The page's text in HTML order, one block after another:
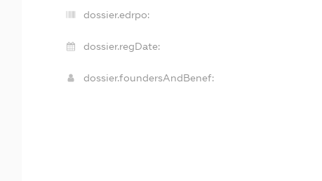
dossier.edrpo:
dossier.regDate:
dossier.foundersAndBenef: